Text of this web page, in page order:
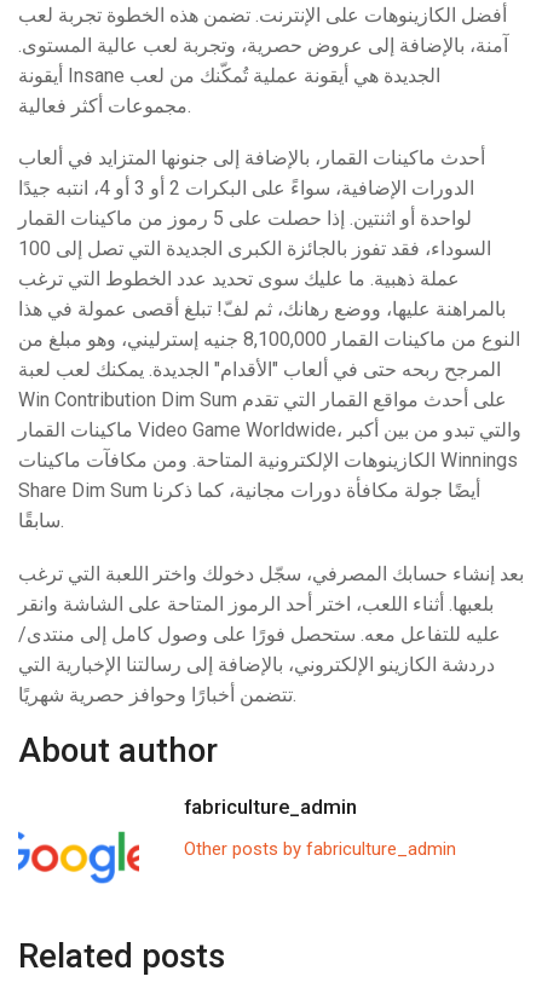
أفضل الكازينوهات على الإنترنت. تضمن هذه الخطوة تجربة لعب
آمنة، بالإضافة إلى عروض حصرية، وتجربة لعب عالية المستوى.
أيقونة Insane الجديدة هي أيقونة عملية تُمكّنك من لعب
أحدث ماكينات القمار، بالإضافة إلى جنونها المتزايد في ألعاب
الدورات الإضافية، سواءً على البكرات 2 أو 3 أو 4، انتبه جيدًا
لواحدة أو اثنتين. إذا حصلت على 5 رموز من ماكينات القمار
السوداء، فقد تفوز بالجائزة الكبرى الجديدة التي تصل إلى 100
عملة ذهبية. ما عليك سوى تحديد عدد الخطوط التي ترغب
بالمراهنة عليها، ووضع رهانك، ثم لفّ! تبلغ أقصى عمولة في هذا
النوع من ماكينات القمار 8,100,000 جنيه إسترليني، وهو مبلغ من
المرجح ربحه حتى في ألعاب "الأقدام" الجديدة. يمكنك لعب لعبة
Win Contribution Dim Sum على أحدث مواقع القمار التي تقدم
ماكينات القمار Video Game Worldwide، والتي تبدو من بين أكبر
الكازينوهات الإلكترونية المتاحة. ومن مكافآت ماكينات Winnings
Share Dim Sum أيضًا جولة مكافأة دورات مجانية، كما ذكرنا
سابقًا.
بعد إنشاء حسابك المصرفي، سجّل دخولك واختر اللعبة التي ترغب
بلعبها. أثناء اللعب، اختر أحد الرموز المتاحة على الشاشة وانقر
عليه للتفاعل معه. ستحصل فورًا على وصول كامل إلى منتدى/
دردشة الكازينو الإلكتروني، بالإضافة إلى رسالتنا الإخبارية التي
About author
fabriculture_admin
Other posts by fabriculture_admin
Related posts